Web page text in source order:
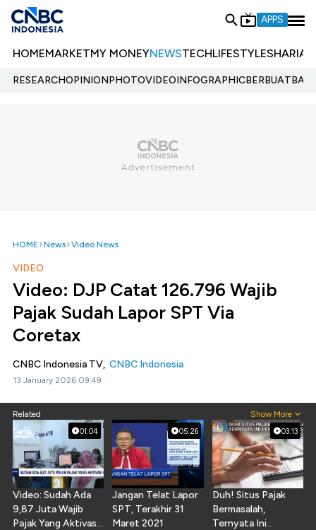
APPS
HOMEMARKETMY MONEYNEWSTECHLIFESTYLESHARIA
RESEARCHOPINIONPHOTOVIDEOINFOGRAPHIC
HOME News Video News
VIDEO
Video: DJP Catat 126.796 Wajib
Pajak Sudah Lapor SPT Via
Coretax
CNBC Indonesia TV, CNBC Indonesia
13 January 2026 09:49
Related Show More
01:04
Video: Sudah Ada
9,87 Juta Wajib
Pajak Yang Aktivasi
05:26
Jangan Telat Lapor
SPT, Terakhir 31
Maret 2021
03:13
Duh! Situs Pajak
Bermasalah,
Ternyata Ini